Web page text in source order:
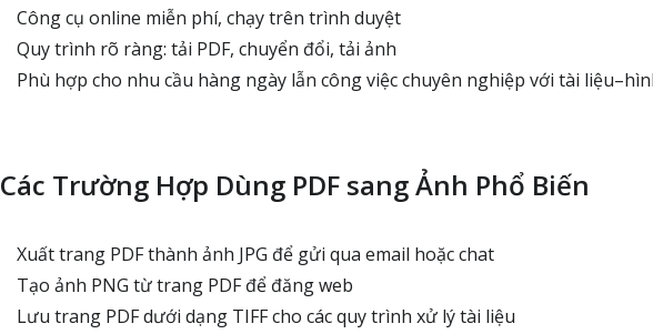
Công cụ online miễn phí, chạy trên trình duyệt
Quy trình rõ ràng: tải PDF, chuyển đổi, tải ảnh
Phù hợp cho nhu cầu hàng ngày lẫn công việc chuyên nghiệp với tài
Các Trường Hợp Dùng PDF sang Ảnh Phổ Biến
Xuất trang PDF thành ảnh JPG để gửi qua email hoặc chat
Tạo ảnh PNG từ trang PDF để đăng web
Lưu trang PDF dưới dạng TIFF cho các quy trình xử lý tài liệu